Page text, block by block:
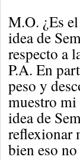
M.O. ¿Es
idea de
respecto a
P.A. En
peso y
muestro mi
idea de
reflexionar
bien eso